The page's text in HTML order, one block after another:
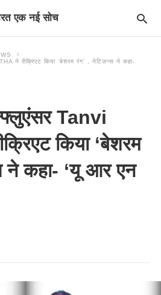
एक नई सोच
ने रीक्रिएट किया ‘बेशरम रंग’ , नेटिज़न्स ने कहा-
Tanvi
किया ‘बेशरम
ने कहा- ‘यू आर एन